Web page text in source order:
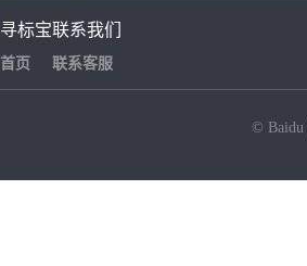
寻标宝
首页
联系我们
联系客服
© Baidu